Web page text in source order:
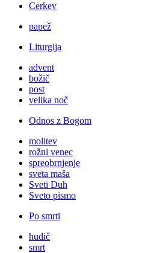
Cerkev
papež
Liturgija
advent
božič
post
velika noč
Odnos z Bogom
molitev
rožni venec
spreobrnjenje
sveta maša
Sveti Duh
Sveto pismo
Po smrti
hudič
smrt